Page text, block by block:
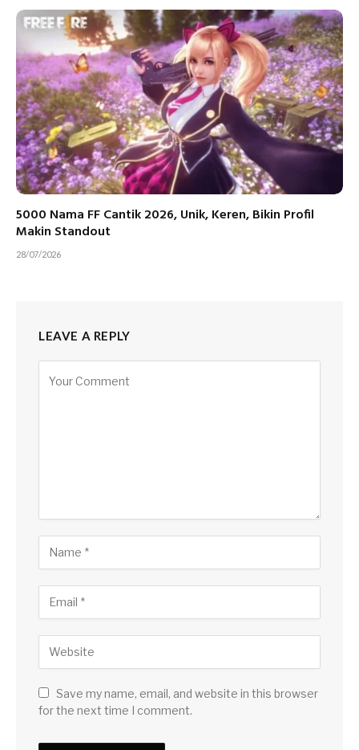
5000 Nama FF Cantik 2026, Unik, Keren, Bikin Profil
Makin Standout
28/07/2026
LEAVE A REPLY
Save my name, email, and website in this browser
for the next time I comment.